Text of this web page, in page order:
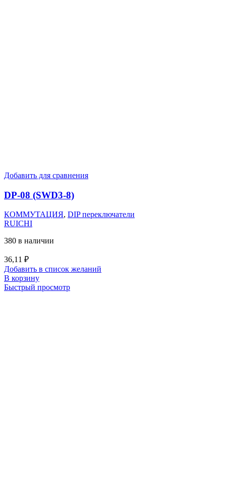
Добавить для сравнения
DP-08 (SWD3-8)
КОММУТАЦИЯ, DIP переключатели
RUICHI
380 в наличии
36,11 ₽
Добавить в список желаний
В корзину
Быстрый просмотр